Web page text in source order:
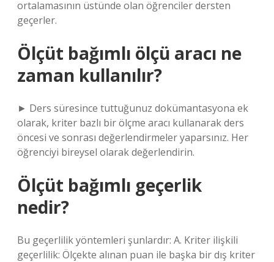
ortalamasının üstünde olan öğrenciler dersten
geçerler.
Ölçüt bağımlı ölçü aracı ne
zaman kullanılır?
► Ders süresince tuttuğunuz dokümantasyona ek
olarak, kriter bazlı bir ölçme aracı kullanarak ders
öncesi ve sonrası değerlendirmeler yaparsınız. Her
öğrenciyi bireysel olarak değerlendirin.
Ölçüt bağımlı geçerlik
nedir?
Bu geçerlilik yöntemleri şunlardır: A. Kriter ilişkili
geçerlilik: Ölçekte alınan puan ile başka bir dış kriter